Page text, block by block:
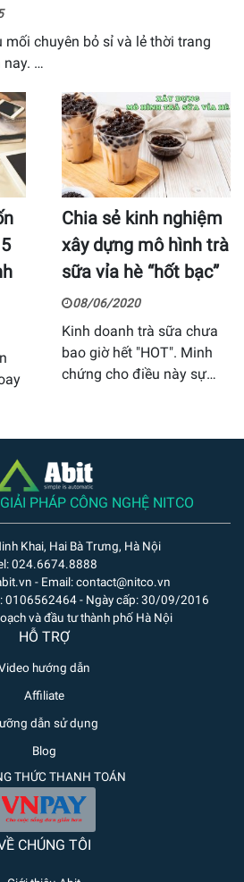
mối chuyên bỏ sỉ và lẻ thời trang
nay. …
Chia sẻ kinh nghiệm
xây dựng mô hình trà
sữa vỉa hè “hốt bạc”
08/06/2020
Kinh doanh trà sữa chưa
bao giờ hết "HOT". Minh
chứng cho điều này sự…
PHÁP CÔNG NGHỆ NITCO
Khai, Hai Bà Trưng, Hà Nội
024.6674.8888
- Email: contact@nitco.vn
0106562464 - Ngày cấp: 30/09/2016
và đầu tư thành phố Hà Nội
HỖ TRỢ
hướng dẫn
Affiliate
dẫn sử dụng
Blog
THỨC THANH TOÁN
CHÚNG TÔI